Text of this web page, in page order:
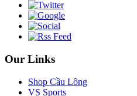
Our Links
Shop Cầu Lông
VS Sports